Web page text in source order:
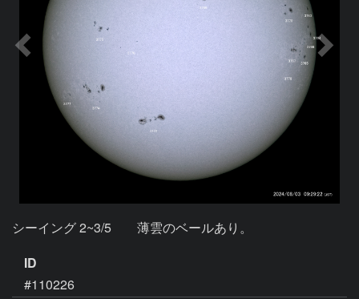
シーイング 2~3/5　　薄雲のベールあり。
ID
#110226